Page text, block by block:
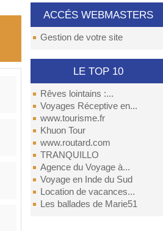
ACCÉS WEBMASTERS
Gestion de votre site
LE TOP 10
Rêves lointains :...
Voyages Réceptive en...
www.tourisme.fr
Khuon Tour
www.routard.com
TRANQUILLO
Agence du Voyage à...
Voyage en Inde du Sud
Location de vacances...
Les ballades de Marie51